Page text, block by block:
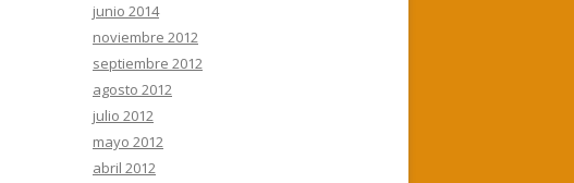
junio 2014
noviembre 2012
septiembre 2012
agosto 2012
julio 2012
mayo 2012
abril 2012